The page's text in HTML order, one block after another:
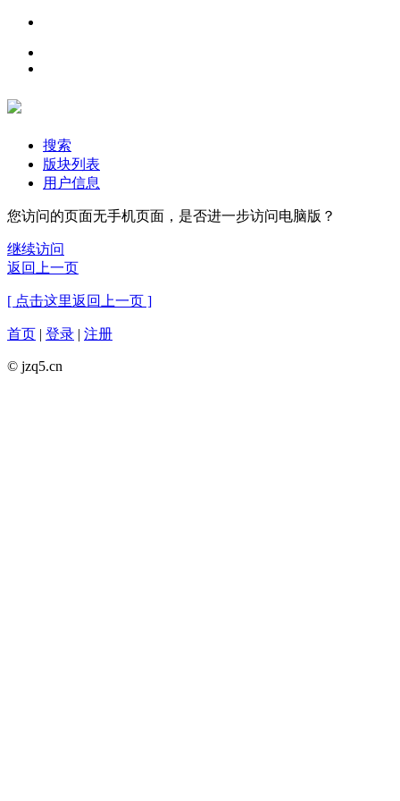
搜索
版块列表
用户信息
您访问的页面无手机页面，是否进一步访问电脑版？
继续访问
返回上一页
[ 点击这里返回上一页 ]
首页 | 登录 | 注册
© jzq5.cn